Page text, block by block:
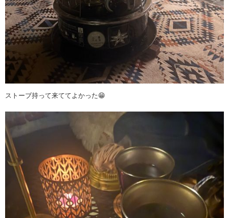
ストーブ持って来ててよかった😁